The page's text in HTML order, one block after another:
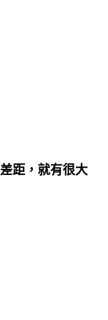
距，就有很大